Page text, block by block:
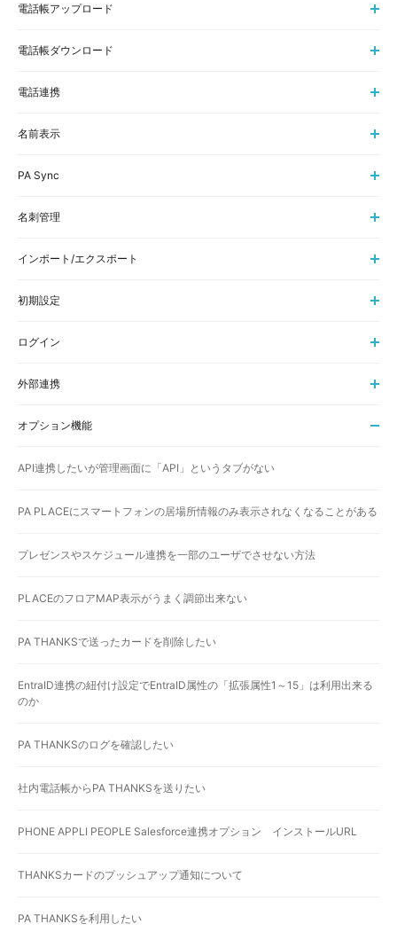
電話帳アップロード
電話帳ダウンロード
電話連携
名前表示
PA Sync
名刺管理
インポート/エクスポート
初期設定
ログイン
外部連携
オプション機能
API連携したいが管理画面に「API」というタブがない
PA PLACEにスマートフォンの居場所情報のみ表示されなくなることがある
プレゼンスやスケジュール連携を一部のユーザでさせない方法
PLACEのフロアMAP表示がうまく調節出来ない
PA THANKSで送ったカードを削除したい
EntraID連携の紐付け設定でEntraID属性の「拡張属性1～15」は利用出来る
のか
PA THANKSのログを確認したい
社内電話帳からPA THANKSを送りたい
PHONE APPLI PEOPLE Salesforce連携オプション インストールURL
THANKSカードのプッシュアップ通知について
PA THANKSを利用したい